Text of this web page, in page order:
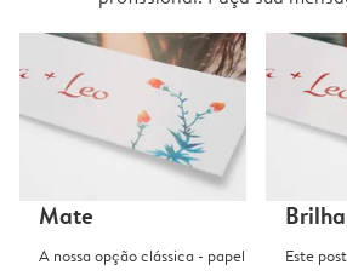
Mate
A nossa opção clássica - papel
Este